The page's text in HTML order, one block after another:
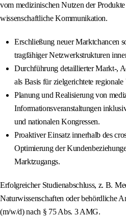
vom medizinischen Nutzen der
wissenschaftliche Kommunikation.
Erschließung neuer Marktchancen
tragfähiger Netzwerkstrukturen
Durchführung detaillierter Markt-,
als Basis für zielgerichtete regionale
Planung und Realisierung von
Informationsveranstaltungen
und nationalen Kongressen.
Proaktiver Einsatz innerhalb des
Optimierung der
Marktzugangs.
Erfolgreicher Studienabschluss, z. B.
Naturwissenschaften oder behördliche
(m/w/d) nach § 75 Abs. 3 AMG.